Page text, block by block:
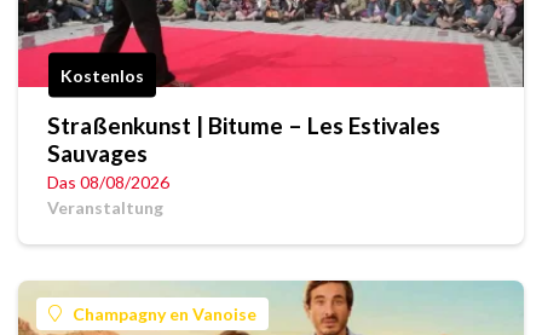
Kostenlos
Straßenkunst | Bitume – Les Estivales
Sauvages
Das 08/08/2026
Veranstaltung
Champagny en Vanoise